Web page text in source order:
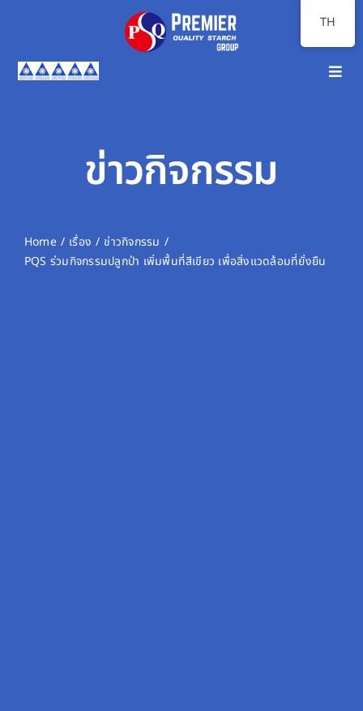
ภาพรวมธุรกิจ
นักลงทุนสัมพันธ์
ความยั่งยืน
ข่าวกิจกรรม
Home เรื่อง
ข่าวกิจกรรม
PQS ร่วมกิจกรรมปลูกป่า เพิ่มพื้นที่สีเขียว เพื่อสิ่งแวดล้อมที่ยั่งยืน
TH